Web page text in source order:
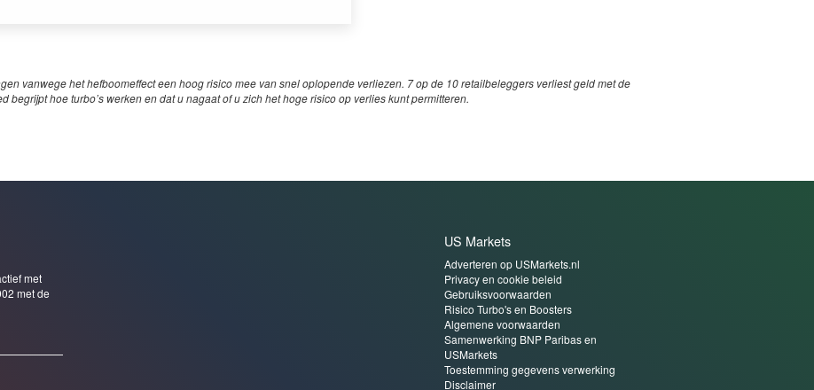
vanwege het hefboomeffect een hoog risico mee van snel oplopende verliezen. 7 op de 10 retailbeleggers verliest geld met de
begrijpt hoe turbo’s werken en dat u nagaat of u zich het hoge risico op verlies kunt permitteren.
met
met de
US Markets
Adverteren op USMarkets.nl
Privacy en cookie beleid
Gebruiksvoorwaarden
Risico Turbo's en Boosters
Algemene voorwaarden
Samenwerking BNP Paribas en
USMarkets
Toestemming gegevens verwerking
Disclaimer